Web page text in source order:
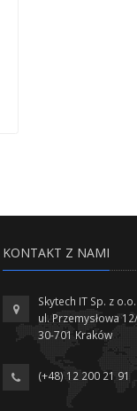
KONTAKT Z NAMI
Skytech IT Sp. z o.o.
ul. Przemysłowa
30-701 Kraków
(+48) 12 200 21 91